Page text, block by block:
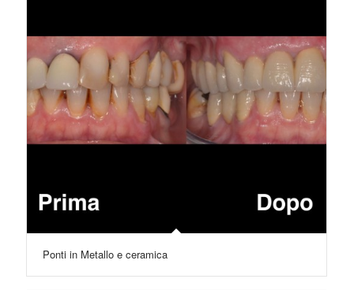
Ponti in Metallo e ceramica